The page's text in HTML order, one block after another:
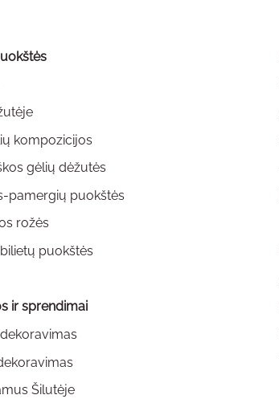
kompozicijos
gėlių dėžutės
pamergių puokštės
rožės
puokštės
ir sprendimai
Šilutėje